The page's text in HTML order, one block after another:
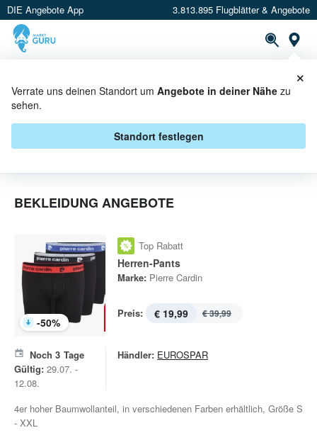
DIE Angebote App 3.813.895 Flugblätter & Angebote
Verrate uns deinen Standort um Angebote in deiner Nähe zu
sehen.
Standort festlegen
×
BEKLEIDUNG IN AKTION
BEKLEIDUNG ANGEBOTE
-50%
Top Rabatt
Herren-Pants
Marke: Pierre Cardin
Preis: € 19,99 € 39,99
Noch 3 Tage
Gültig: 29.07. -
12.08.
Händler: EUROSPAR
4er hoher Baumwollanteil, in verschiedenen Farben erhältlich, Größe S
- XXL